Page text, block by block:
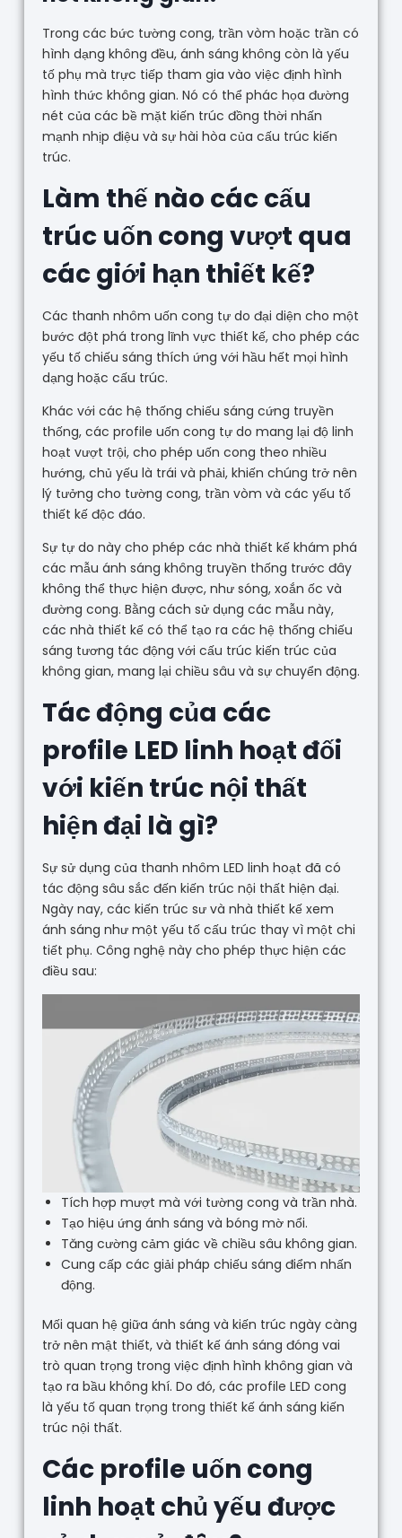
Trong các bức tường cong, trần vòm hoặc trần có
hình dạng không đều, ánh sáng không còn là yếu
tố phụ mà trực tiếp tham gia vào việc định hình
hình thức không gian. Nó có thể phác họa đường
nét của các bề mặt kiến trúc đồng thời nhấn
mạnh nhịp điệu và sự hài hòa của cấu trúc kiến
trúc.
Làm thế nào các cấu
trúc uốn cong vượt qua
các giới hạn thiết kế?
Các thanh nhôm uốn cong tự do đại diện cho một
bước đột phá trong lĩnh vực thiết kế, cho phép các
yếu tố chiếu sáng thích ứng với hầu hết mọi hình
dạng hoặc cấu trúc.
Khác với các hệ thống chiếu sáng cứng truyền
thống, các profile uốn cong tự do mang lại độ linh
hoạt vượt trội, cho phép uốn cong theo nhiều
hướng, chủ yếu là trái và phải, khiến chúng trở nên
lý tưởng cho tường cong, trần vòm và các yếu tố
thiết kế độc đáo.
Sự tự do này cho phép các nhà thiết kế khám phá
các mẫu ánh sáng không truyền thống trước đây
không thể thực hiện được, như sóng, xoắn ốc và
đường cong. Bằng cách sử dụng các mẫu này,
các nhà thiết kế có thể tạo ra các hệ thống chiếu
sáng tương tác động với cấu trúc kiến trúc của
không gian, mang lại chiều sâu và sự chuyển động.
Tác động của các
profile LED linh hoạt đối
với kiến trúc nội thất
hiện đại là gì?
Sự sử dụng của thanh nhôm LED linh hoạt đã có
tác động sâu sắc đến kiến trúc nội thất hiện đại.
Ngày nay, các kiến trúc sư và nhà thiết kế xem
ánh sáng như một yếu tố cấu trúc thay vì một chi
tiết phụ. Công nghệ này cho phép thực hiện các
điều sau:
Tích hợp mượt mà với tường cong và trần nhà.
Tạo hiệu ứng ánh sáng và bóng mờ nổi.
Tăng cường cảm giác về chiều sâu không gian.
Cung cấp các giải pháp chiếu sáng điểm nhấn
động.
Mối quan hệ giữa ánh sáng và kiến trúc ngày càng
trở nên mật thiết, và thiết kế ánh sáng đóng vai
trò quan trọng trong việc định hình không gian và
tạo ra bầu không khí. Do đó, các profile LED cong
là yếu tố quan trọng trong thiết kế ánh sáng kiến
trúc nội thất.
Các profile uốn cong
linh hoạt chủ yếu được